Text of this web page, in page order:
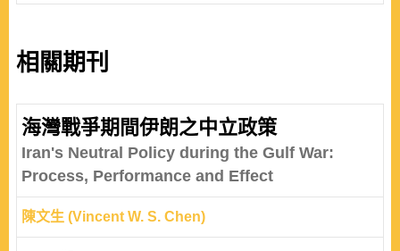
相關期刊
海灣戰爭期間伊朗之中立政策
Iran's Neutral Policy during the Gulf War:
Process, Performance and Effect
陳文生 (Vincent W. S. Chen)